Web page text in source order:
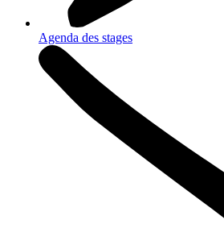
Agenda des stages